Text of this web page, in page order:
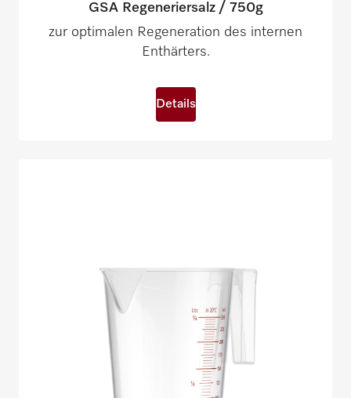
GSA Regeneriersalz / 750g
zur optimalen Regeneration des internen
Enthärters.
Details